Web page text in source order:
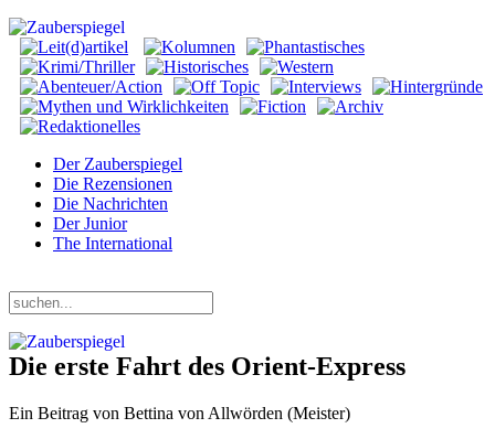
Der Zauberspiegel
Die Rezensionen
Die Nachrichten
Der Junior
The International
Die erste Fahrt des Orient-Express
Ein Beitrag von Bettina von Allwörden (Meister)